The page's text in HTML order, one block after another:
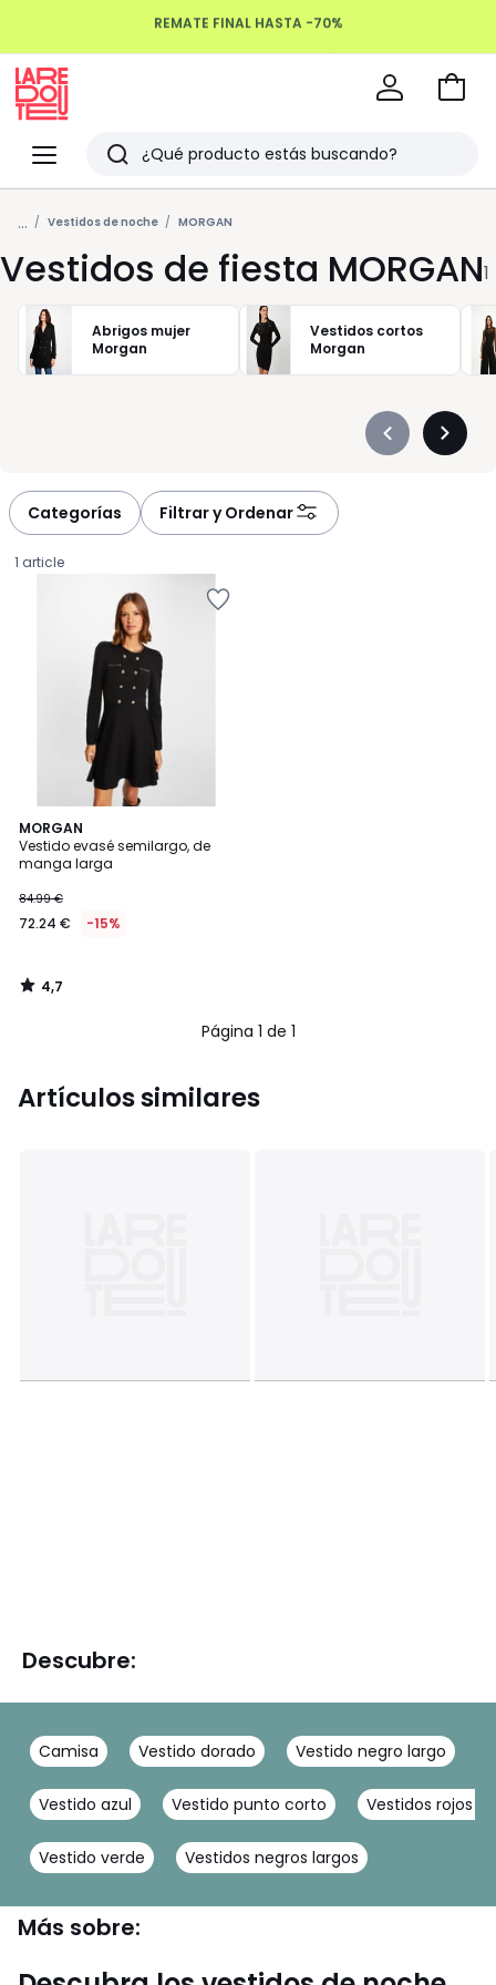
Menu
Redoute
Buscar
Últimos
artículos
vistos
Ir
... Vestidos de noche MORGAN
Vestidos de fiesta MORGAN1
Abrigos mujer
Morgan
Vestidos cortos
Morgan
Précédent
Categorías Filtrar y Ordenar
1 article
MORGAN
Vestido evasé semilargo, de
manga larga
€
en
de
84.99
aplicado.
84.99 €
72.24 € -15%
4,7
/ 5
4,7
/
Página 1 de 1
Artículos similares
Descubre:
Camisa Vestido dorado Vestido negro largo
Vestido azul Vestido punto corto Vestidos rojos
Vestido verde Vestidos negros largos
Más sobre: